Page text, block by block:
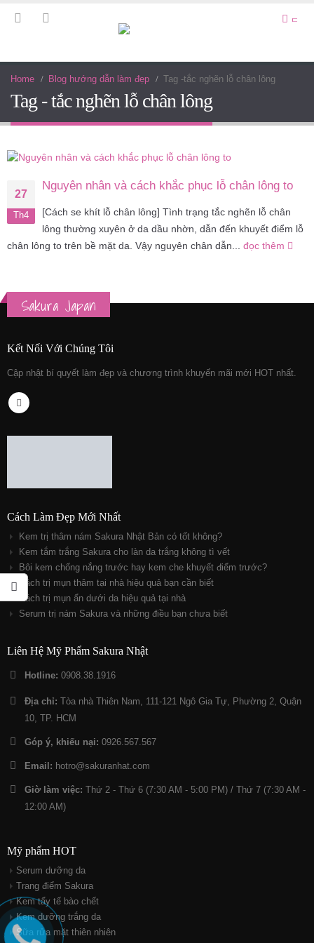
Home Blog hướng dẫn làm đẹp Tag -tắc nghẽn lỗ chân lông
Tag - tắc nghẽn lỗ chân lông
27
Th4
Nguyên nhân và cách khắc phục lỗ chân lông to
[Cách se khít lỗ chân lông] Tình trạng tắc nghẽn lỗ chân
lông thường xuyên ở da dầu nhờn, dẫn đến khuyết điểm lỗ
chân lông to trên bề mặt da. Vậy nguyên chân dẫn... đọc thêm
Sakura Japan
Kết Nối Với Chúng Tôi
Cập nhật bí quyết làm đẹp và chương trình khuyến mãi mới HOT nhất.
Cách Làm Đẹp Mới Nhất
Kem trị thâm nám Sakura Nhật Bản có tốt không?
Kem tắm trắng Sakura cho làn da trắng không tì vết
Bôi kem chống nắng trước hay kem che khuyết điểm trước?
Cách trị mụn thâm tại nhà hiệu quả bạn cần biết
Cách trị mụn ẩn dưới da hiệu quả tại nhà
Serum trị nám Sakura và những điều bạn chưa biết
Liên Hệ Mỹ Phẩm Sakura Nhật
Hotline: 0908.38.1916
Địa chỉ:
Tòa nhà Thiên Nam, 111-121 Ngô Gia Tự, Phường 2, Quận
10, TP. HCM
Góp ý, khiếu nại: 0926.567.567
Email: hotro@sakuranhat.com
Giờ làm việc:
Thứ 2 - Thứ 6 (7:30 AM - 5:00 PM) / Thứ 7 (7:30 AM -
12:00 AM)
Mỹ phẩm HOT
Serum dưỡng da
Trang điểm Sakura
Kem tẩy tế bào chết
Kem dưỡng trắng da
Sữa rửa mặt thiên nhiên